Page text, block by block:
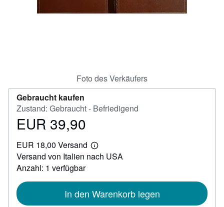
SCHLIESSEN
Foto des Verkäufers
Gebraucht kaufen
Zustand: Gebraucht - Befriedigend
Preis
39,90
EUR 39,90
EUR 18,00 Versand
Weitere
Informationen
Versand von Italien nach USA
Anzahl: 1 verfügbar
In den Warenkorb legen